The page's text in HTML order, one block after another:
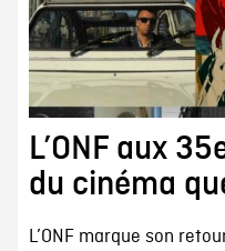
L’ONF aux
du cinéma
L’ONF marque son